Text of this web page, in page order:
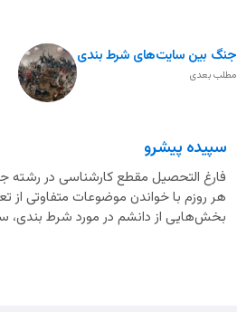
جنگ بین سایت‌های شرط بندی
مطلب بعدی
سپیده پیشرو
فارغ التحصیل مقطع کارشناسی در رشته
هر روزم با خواندن موضوعات متفاوتی
بخش‌هایی از دانشم در مورد شرط بندی،